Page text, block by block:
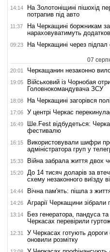
14:14
На Золотоніщині пішохід
потрапив під авто
11:37
На Черкащині боржникам
нараховуватимуть
09:23 На Черкащині через підпал
07
20:01 Черкащанин незаконно
19:05
Військовий із Чорнобая
Головнокомандувача ЗСУ
18:08 На Черкащині загорівся
17:06 У центрі Черкас
16:49
Ше.Fest відбудеться:
фестивалю
16:15
Використовували шифри
адміністратора груп у
15:33 Війна забрала життя двох
15:20
До 14 тисяч доларів за
схему незаконного виїзду
14:44 Вічна пам'ять: пішла з
14:26 Аграрії Черкащини
13:14
Без генератора, пандуса
Черкасах перевірили
12:31
У Черкасах готують дороги
оновили розмітку